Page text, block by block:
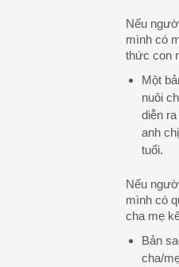
Nếu
mình có
thức con
Một
nuôi
diễn
anh
tuổi.
Nếu
mình có
cha mẹ
Bản
cha/